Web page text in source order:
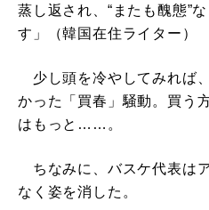
蒸し返され、“またも醜態”
す」（韓国在住ライター）
少し頭を冷やしてみれば
かった「買春」騒動。買う
はもっと……。
ちなみに、バスケ代表は
なく姿を消した。